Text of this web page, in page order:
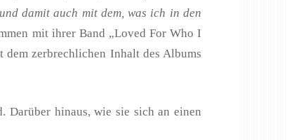
damit auch mit dem, was ich in den
mit ihrer Band „Loved For Who I
zerbrechlichen Inhalt des Albums
Darüber hinaus, wie sie sich an einen